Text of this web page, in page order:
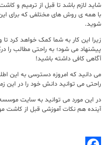
شاید لازم باشد تا قبل از ترمیم و
با همه ی روش های مختلفی که برای
شوید.
زیرا این کار به شما کمک خواهد کرد
پیشنهاد می شود؛ به راحتی مطالب را
آگاهی کافی داشته باشید!
می دانید که امروزه دسترسی به این
راحتی می توانید دانش خود را در
در این مورد می توانید به سایت
آینده هم نکات آموزشی قبل از کاشت